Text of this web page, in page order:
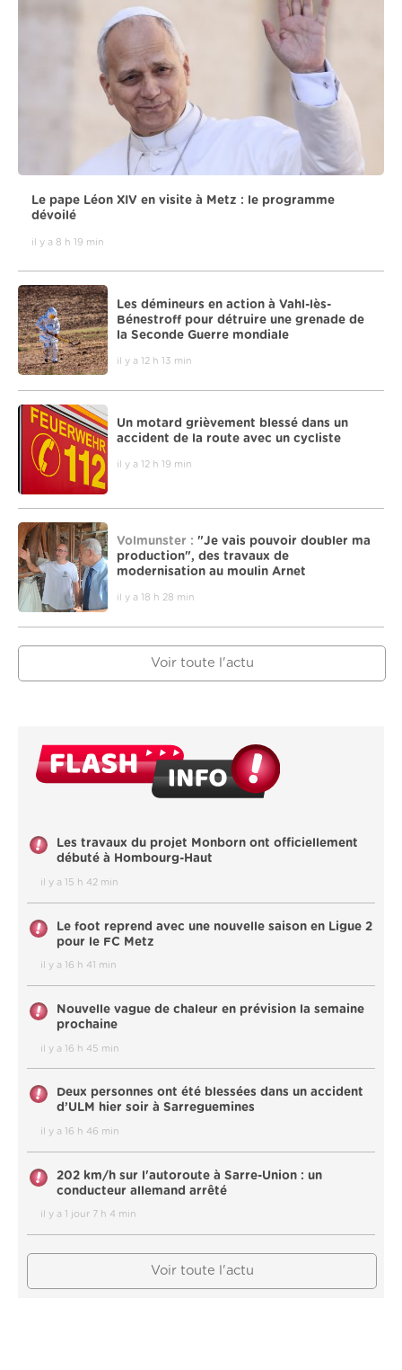
Le pape Léon XIV en visite à Metz : le programme
dévoilé
il y a 8 h 19 min
Les démineurs en action à Vahl-lès-
Bénestroff pour détruire une grenade de
la Seconde Guerre mondiale
il y a 12 h 13 min
Un motard grièvement blessé dans un
accident de la route avec un cycliste
il y a 12 h 19 min
Volmunster : "Je vais pouvoir doubler ma
production", des travaux de
modernisation au moulin Arnet
il y a 18 h 28 min
Voir toute l'actu
Les travaux du projet Monborn ont officiellement
débuté à Hombourg-Haut
il y a 15 h 42 min
Le foot reprend avec une nouvelle saison en Ligue 2
pour le FC Metz
il y a 16 h 41 min
Nouvelle vague de chaleur en prévision la semaine
prochaine
il y a 16 h 45 min
Deux personnes ont été blessées dans un accident
d’ULM hier soir à Sarreguemines
il y a 16 h 46 min
202 km/h sur l'autoroute à Sarre-Union : un
conducteur allemand arrêté
il y a 1 jour 7 h 4 min
Voir toute l'actu